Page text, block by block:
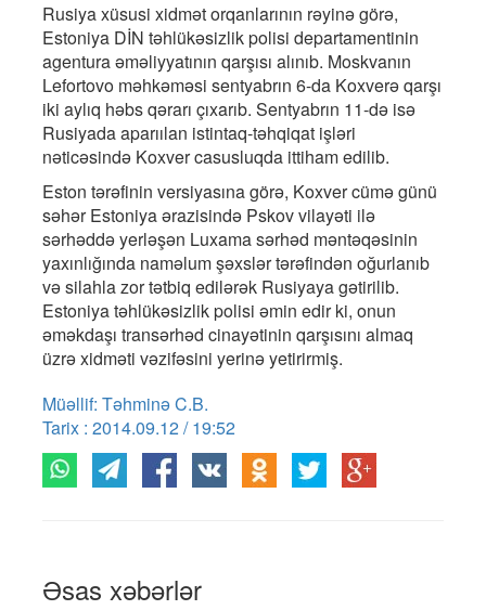
Rusiya xüsusi xidmət orqanlarının rəyinə görə,
Estoniya DİN təhlükəsizlik polisi departamentinin
agentura əməliyyatının qarşısı alınıb. Moskvanın
Lefortovo məhkəməsi sentyabrın 6-da Koxverə qarşı
iki aylıq həbs qərarı çıxarıb. Sentyabrın 11-də isə
Rusiyada aparıılan istintaq-təhqiqat işləri
nəticəsində Koxver casusluqda ittiham edilib.
Eston tərəfinin versiyasına görə, Koxver cümə günü
səhər Estoniya ərazisində Pskov vilayəti ilə
sərhəddə yerləşən Luxama sərhəd məntəqəsinin
yaxınlığında naməlum şəxslər tərəfindən oğurlanıb
və silahla zor tətbiq edilərək Rusiyaya gətirilib.
Estoniya təhlükəsizlik polisi əmin edir ki, onun
əməkdaşı transərhəd cinayətinin qarşısını almaq
üzrə xidməti vəzifəsini yerinə yetirirmiş.
Müəllif: Təhminə C.B.
Tarix : 2014.09.12 / 19:52
Əsas xəbərlər